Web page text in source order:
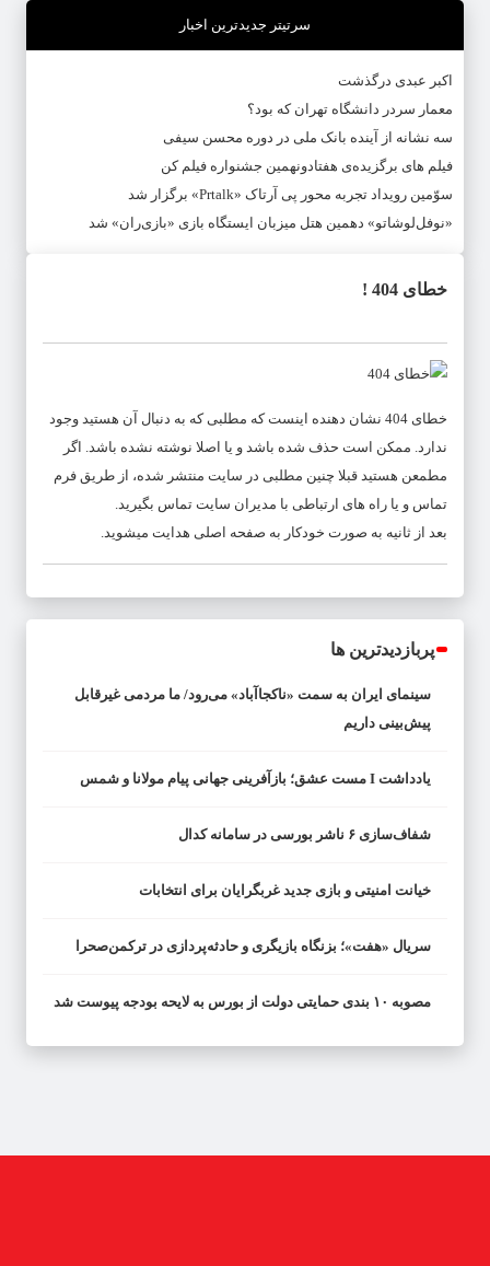
سرتیتر جدیدترین اخبار
اکبر عبدی درگذشت
معمار سردر دانشگاه تهران که بود؟
سه نشانه از آینده بانک ملی در دوره محسن سیفی
فیلم های برگزیده‌ی هفتادونهمین جشنواره فیلم کن
سوّمین رویداد تجربه محور پی آرتاک «Prtalk» برگزار شد
«نوفل‌لوشاتو» دهمین هتل میزبان ایستگاه بازی «بازی‌ران» شد
خطای 404 !
خطای 404 نشان دهنده اینست که مطلبی که به دنبال آن هستید وجود
ندارد. ممکن است حذف شده باشد و یا اصلا نوشته نشده باشد. اگر
مطمعن هستید قبلا چنین مطلبی در سایت منتشر شده، از طریق فرم
تماس و یا راه های ارتباطی با مدیران سایت تماس بگیرید.
بعد از ثانیه به صورت خودکار به صفحه اصلی هدایت میشوید.
پربازدیدترین ها
سینمای ایران به سمت «ناکجاآباد» می‌رود/ ما مردمی غیرقابل
پیش‌بینی داریم
یادداشت I مست عشق؛ بازآفرینی جهانی پیام مولانا و شمس
شفاف‌سازی ۶ ناشر بورسی در سامانه کدال
خیانت امنیتی و بازی جدید غربگرایان برای انتخابات
سریال «هفت»؛ بزنگاه بازیگری و حادثه‌پردازی در ترکمن‌صحرا
مصوبه ۱۰ بندی حمایتی دولت از بورس به لایحه بودجه پیوست شد